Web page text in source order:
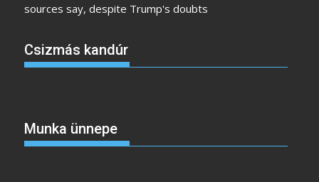
sources say, despite Trump's doubts
Csizmás kandúr
Munka ünnepe